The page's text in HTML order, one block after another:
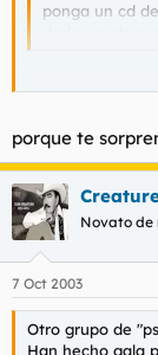
ponga un cd
darle un
Mayhem y
porque te
Novato de
7 Oct 2003
Otro grupo de
Han hecho gala